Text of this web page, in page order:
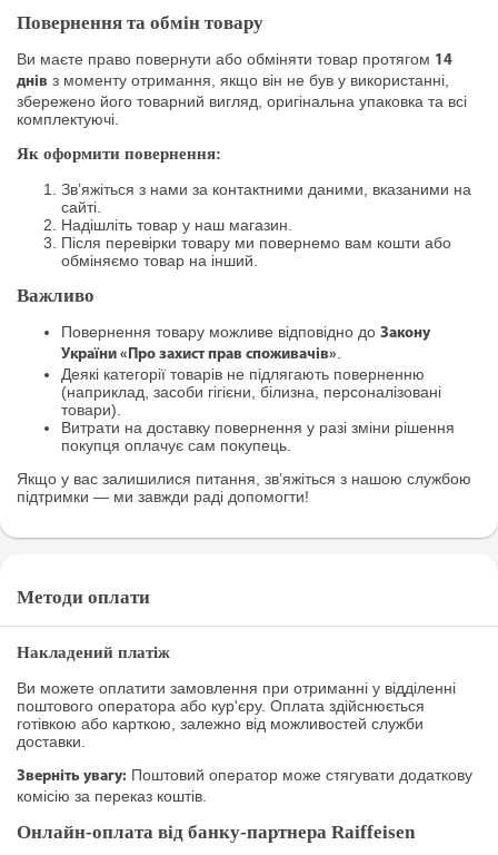
Повернення та обмін товару
Ви маєте право повернути або обміняти товар протягом 14
днів з моменту отримання, якщо він не був у використанні,
збережено його товарний вигляд, оригінальна упаковка та всі
комплектуючі.
Як оформити повернення:
Зв’яжіться з нами за контактними даними, вказаними на
сайті.
Надішліть товар у наш магазин.
Після перевірки товару ми повернемо вам кошти або
обміняємо товар на інший.
Важливо
Повернення товару можливе відповідно до Закону
України «Про захист прав споживачів».
Деякі категорії товарів не підлягають поверненню
(наприклад, засоби гігієни, білизна, персоналізовані
товари).
Витрати на доставку повернення у разі зміни рішення
покупця оплачує сам покупець.
Якщо у вас залишилися питання, зв’яжіться з нашою службою
підтримки — ми завжди раді допомогти!
Методи оплати
Накладений платіж
Ви можете оплатити замовлення при отриманні у відділенні
поштового оператора або кур'єру. Оплата здійснюється
готівкою або карткою, залежно від можливостей служби
доставки.
Зверніть увагу: Поштовий оператор може стягувати додаткову
комісію за переказ коштів.
Онлайн-оплата від банку-партнера Raiffeisen